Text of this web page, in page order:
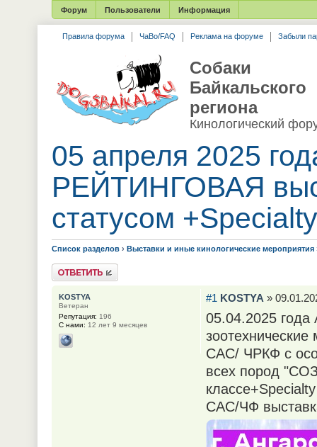
Форум Пользователи Информация
Правила форума ЧаВо/FAQ Реклама на форуме Забыли
Собаки
Байкальского
региона
Кинологический
05 апреля 2025
РЕЙТИНГОВАЯ
статусом
Список разделов › Выставки и иные кинологические мероприятия
Ответить
#1 KOSTYA »
05.04.2025
зоотехнические
САС/ ЧРКФ с
всех пород
САС/ЧФ
KOSTYA
Ветеран
Репутация: 196
С нами: 12 лет 9 месяцев